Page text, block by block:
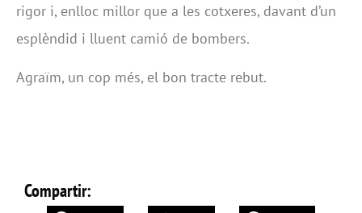
rigor i, enlloc millor que a les cotxeres, davant d’un
esplèndid i lluent camió de bombers.
Agraïm, un cop més, el bon tracte rebut.
Compartir: